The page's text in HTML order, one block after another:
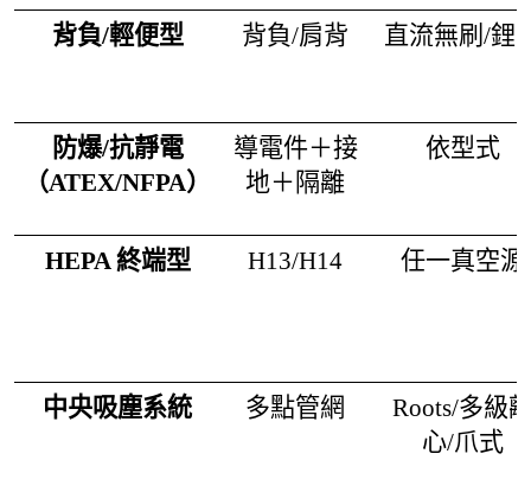
背負/輕便型 背負/肩背 直流無刷/鋰
防爆/抗靜電
（ATEX/NFPA）
導電件＋接
地＋隔離
依型式
HEPA 終端型 H13/H14 任一真空源
中央吸塵系統 多點管網
Roots/多級
心/爪式